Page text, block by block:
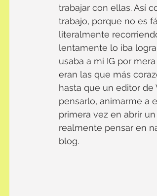
trabajar con ellas. Así
trabajo, porque no es
literalmente
lentamente lo iba
usaba a mi IG por
eran las que más
hasta que un editor de
pensarlo, animarme a
primera vez en abrir
realmente pensar en
blog.